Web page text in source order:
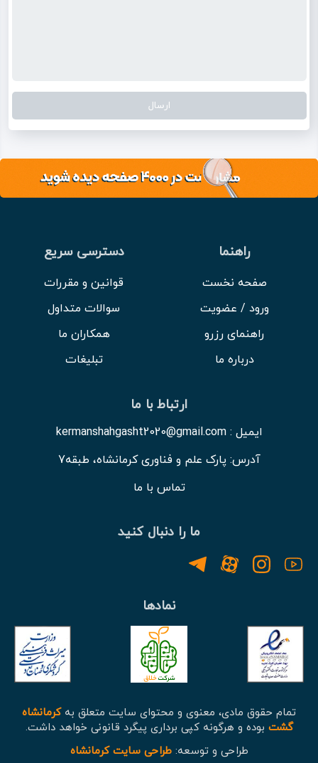
راهنما
صفحه نخست
ورود / عضویت
راهنمای رزرو
درباره ما
دسترسی سریع
قوانین و مقررات
سوالات متداول
همکاران ما
تبلیغات
ارتباط با ما
ایمیل : kermanshahgasht2020@gmail.com
آدرس: پارک علم و فناوری کرمانشاه، طبقه7
تماس با ما
ما را دنبال کنید
نمادها
تمام حقوق مادی، معنوی و محتوای سایت متعلق بهکرمانشاه
گشت بوده و هرگونه کپی برداری پیگرد قانونی خواهد داشت.
طراحی و توسعه:طراحی سایت کرمانشاه